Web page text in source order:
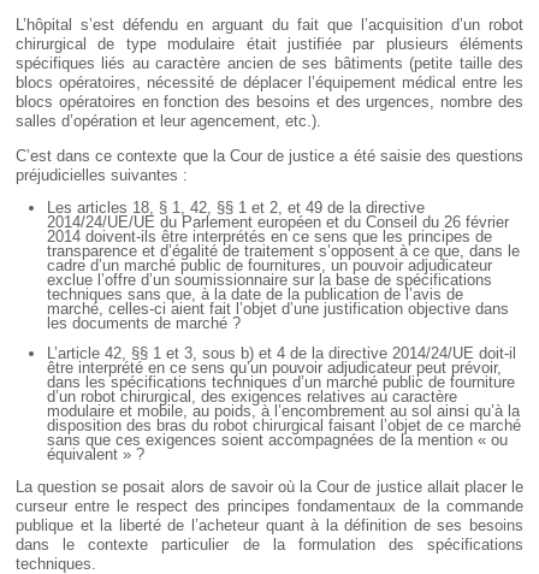
L’hôpital s’est défendu en arguant du fait que l’acquisition d’un robot
chirurgical de type modulaire était justifiée par plusieurs éléments
spécifiques liés au caractère ancien de ses bâtiments (petite taille des
blocs opératoires, nécessité de déplacer l’équipement médical entre les
blocs opératoires en fonction des besoins et des urgences, nombre des
salles d’opération et leur agencement, etc.).
C’est dans ce contexte que la Cour de justice a été saisie des questions
préjudicielles suivantes :
Les articles 18, § 1, 42, §§ 1 et 2, et 49 de la directive
2014/24/UE/UE du Parlement européen et du Conseil du 26 février
2014 doivent-ils être interprétés en ce sens que les principes de
transparence et d’égalité de traitement s’opposent à ce que, dans le
cadre d’un marché public de fournitures, un pouvoir adjudicateur
exclue l’offre d’un soumissionnaire sur la base de spécifications
techniques sans que, à la date de la publication de l’avis de
marché, celles-ci aient fait l’objet d’une justification objective dans
les documents de marché ?
L’article 42, §§ 1 et 3, sous b) et 4 de la directive 2014/24/UE doit-il
être interprété en ce sens qu’un pouvoir adjudicateur peut prévoir,
dans les spécifications techniques d’un marché public de fourniture
d’un robot chirurgical, des exigences relatives au caractère
modulaire et mobile, au poids, à l’encombrement au sol ainsi qu’à la
disposition des bras du robot chirurgical faisant l’objet de ce marché
sans que ces exigences soient accompagnées de la mention « ou
équivalent » ?
La question se posait alors de savoir où la Cour de justice allait placer le
curseur entre le respect des principes fondamentaux de la commande
publique et la liberté de l’acheteur quant à la définition de ses besoins
dans le contexte particulier de la formulation des spécifications
techniques.